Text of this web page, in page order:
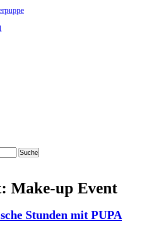
Make-up Event
Stunden mit PUPA